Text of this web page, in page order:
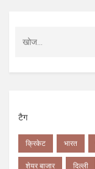
टैग
क्रिकेट भारत
शेयर बाजार दिल्ली